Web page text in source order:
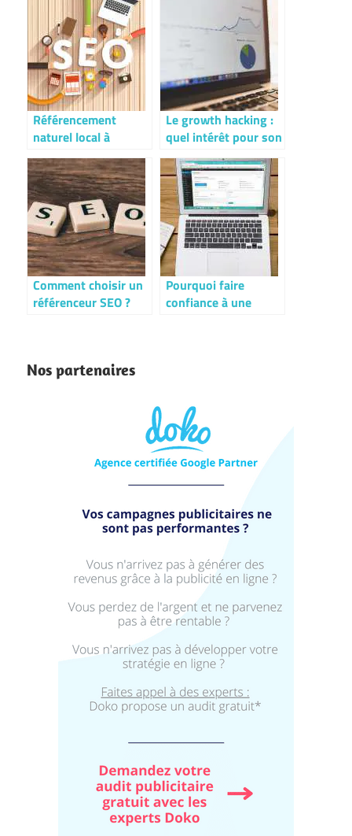
Référencement
naturel local à
Montpellier :
Comment optimiser
son site web ?
Le growth hacking :
quel intérêt pour son
business ?
Comment choisir un
référenceur SEO ?
Pourquoi faire
confiance à une
Nos partenaires